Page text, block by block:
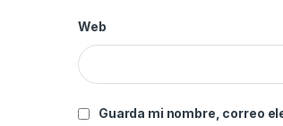
Web
Guarda mi nombre, correo